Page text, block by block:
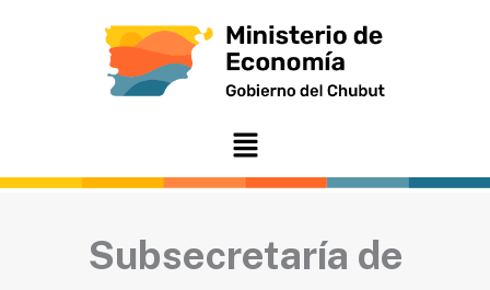
Menú
Subsecretaría de